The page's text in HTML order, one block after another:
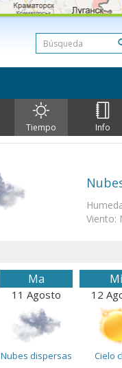
Tiempo Info
Viento:
Ma
11 Agosto
Nubes dispersas
Mi
12
Cielo